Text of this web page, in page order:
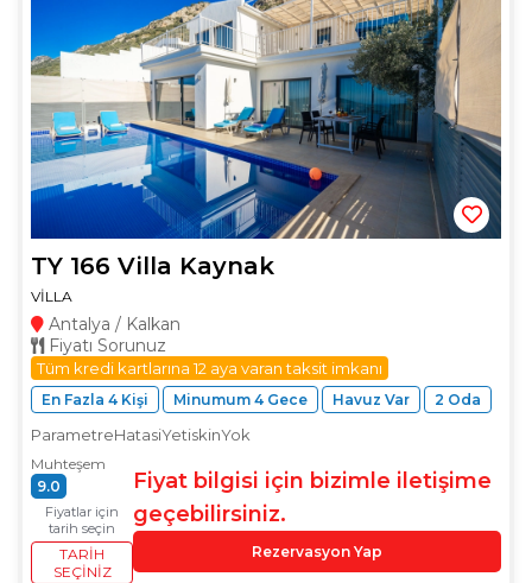
TY 166 Villa Kaynak
VİLLA
Antalya / Kalkan
Fiyatı Sorunuz
Tüm kredi kartlarına 12 aya varan taksit imkanı
En Fazla 4 Kişi Minumum 4 Gece Havuz Var 2 Oda
ParametreHatasiYetiskinYok
Muhteşem
9.0
Fiyatlar için
tarih seçin
TARIH
SEÇINIZ
Fiyat bilgisi için bizimle iletişime
geçebilirsiniz.
Rezervasyon Yap